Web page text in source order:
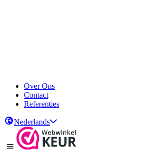
Over Ons
Contact
Referenties
Nederlands